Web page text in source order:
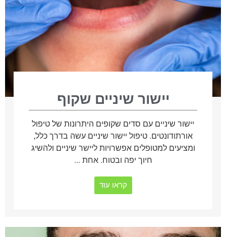
יישור שיניים שקוף
יישור שיניים עם סדים שקופים היתרונות של טיפול
אורתודונטים. טיפול יישור שיניים עשה בדרך כלל,
ומציעים למטופלים אפשרויות ליישר שיניים ולהשיג
חיוך יפה ובטוח. אחת ...
קראו עוד